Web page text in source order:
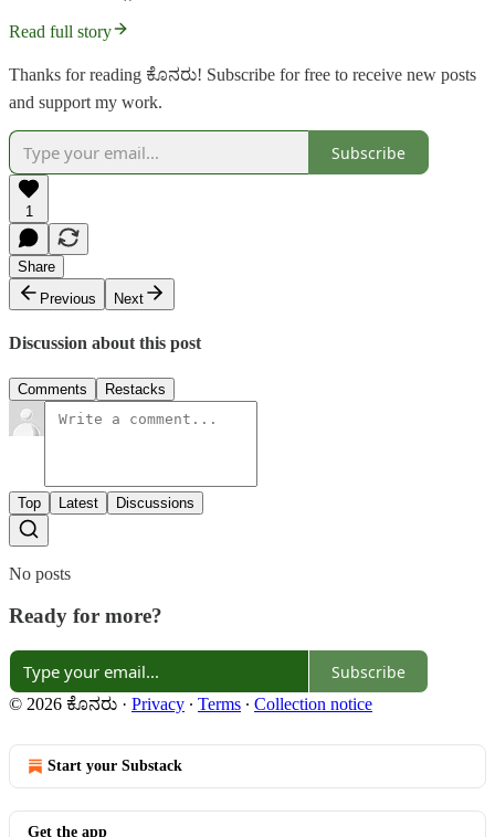
Read full story
Thanks for reading ಕೊನರು! Subscribe for free to receive new posts
and support my work.
Subscribe
1
Share
Previous
Next
Discussion about this post
Comments Restacks
Top Latest Discussions
No posts
Ready for more?
Subscribe
© 2026 ಕೊನರು · Privacy ∙ Terms ∙ Collection notice
Start your Substack
Get the app